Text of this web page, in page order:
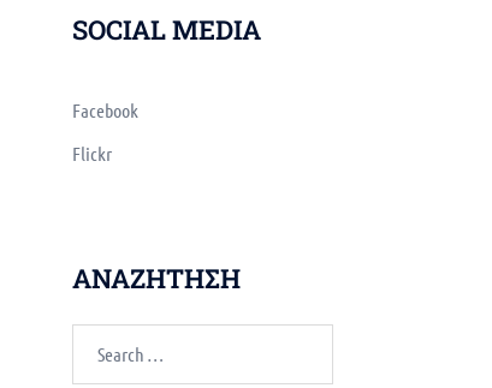
SOCIAL MEDIA
Facebook
Flickr
ΑΝΑΖΗΤΗΣΗ